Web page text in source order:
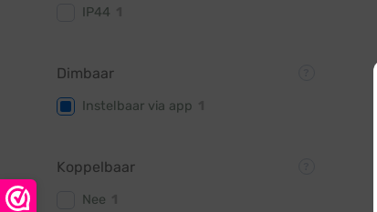
IP44
Dimbaar
Instelbaar via app
Koppelbaar
Nee